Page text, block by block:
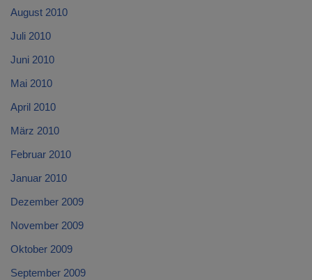
August 2010
Juli 2010
Juni 2010
Mai 2010
April 2010
März 2010
Februar 2010
Januar 2010
Dezember 2009
November 2009
Oktober 2009
September 2009